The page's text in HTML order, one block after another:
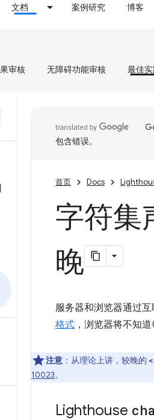
文档 案例研究 博客
审核 无障碍功能审核 最佳
包含错误。
首页 Docs
字符集
晚
服务器和浏览器通过
格式 ，浏览器将不知
注意 ：从理论上讲，较晚的
10023。
Lighthouse